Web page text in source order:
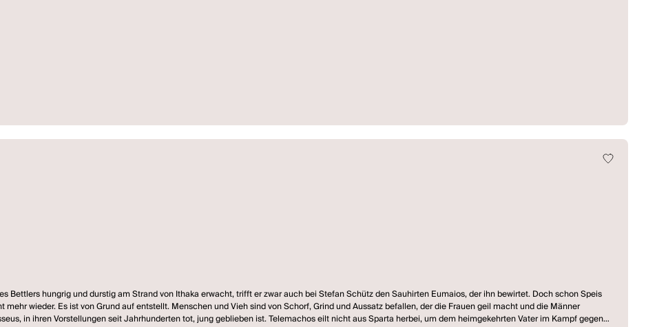
Bettlers hungrig und durstig am Strand von Ithaka erwacht, trifft er zwar auch bei Stefan Schütz den Sauhirten Eumaios, der ihn bewirtet. Doch schon Speis
wieder. Es ist von Grund auf entstellt. Menschen und Vieh sind von Schorf, Grind und Aussatz befallen, der die Frauen geil macht und die Männer
in ihren Vorstellungen seit Jahrhunderten tot, jung geblieben ist. Telemachos eilt nicht aus Sparta herbei, um dem heimgekehrten Vater im Kampf gegen